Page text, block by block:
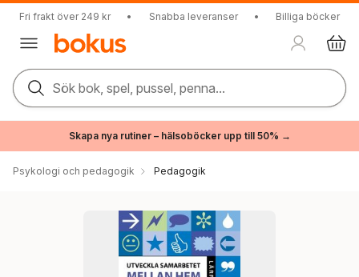
Fri frakt över 249 kr • Snabba leveranser • Billiga böcker
Sök bok, spel, pussel, penna...
Skapa nya rutiner – hälsoböcker upp till 50% →
Psykologi och pedagogik Pedagogik